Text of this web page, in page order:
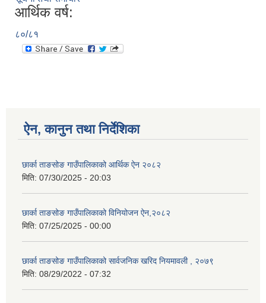
आर्थिक वर्ष:
८०/८१
ऐन, कानुन तथा निर्देशिका
छार्का ताङसोङ गाउँपालिकाको आर्थिक ऐन २०८२
मिति: 07/30/2025 - 20:03
छार्का ताङसोङ गाउँपालिकाको विनियोजन ऐन,२०८२
मिति: 07/25/2025 - 00:00
छार्का ताङसोङ गाउँपालिकाको सार्वजनिक खरिद नियमावली , २०७९
मिति: 08/29/2022 - 07:32